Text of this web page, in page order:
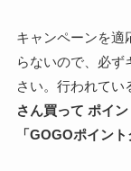
キャンペーンを適
らないので、必ず
さい。行われてい
さん買って ポイ
「GOGOポイン